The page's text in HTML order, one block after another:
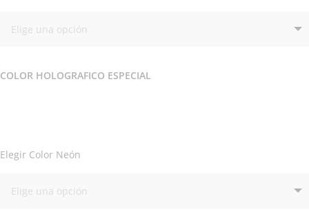
COLOR HOLOGRAFICO ESPECIAL
Elegir Color Neón